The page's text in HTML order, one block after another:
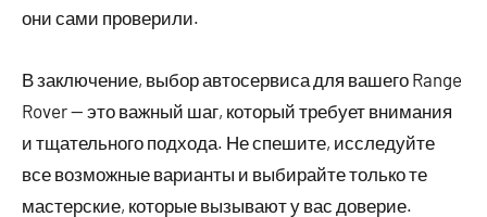
они сами проверили.
В заключение, выбор автосервиса для вашего Range
Rover — это важный шаг, который требует внимания
и тщательного подхода. Не спешите, исследуйте
все возможные варианты и выбирайте только те
мастерские, которые вызывают у вас доверие.